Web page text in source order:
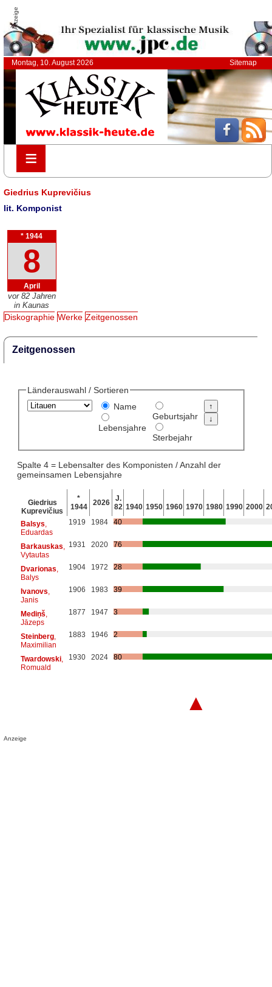
Anzeige
Montag, 10. August 2026 Sitemap
≡
≡
Giedrius Kuprevičius
lit. Komponist
* 1944
8
April
vor 82 Jahren
in Kaunas
Diskographie Werke Zeitgenossen
Zeitgenossen
Länderauswahl / Sortieren
Name
Lebensjahre
Geburtsjahr
Sterbejahr
Spalte 4 = Lebensalter des Komponisten / Anzahl der
gemeinsamen Lebensjahre
Giedrius
Kuprevičius
*
1944
2026
J.
82 1940 1950 1960 1970 1980 1990 2000
Balsys
Eduardas
1919 1984 40
Barkauskas
Vytautas
1931 2020 76
Dvarionas
Balys
1904 1972 28
Ivanovs
Janis
1906 1983 39
Mediņš
Jāzeps
1877 1947 3
Steinberg,
Maximilian
1883 1946 2
Twardowski,
Romuald
1930 2024 80
▲
Anzeige